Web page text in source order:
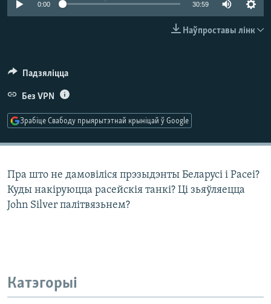
КУЛЬТУРА
МОВА0:00 30:59
Наўпроставы лінк
Падзяліцца
Без VPN
Зрабіце Свабоду прыярытэтнай крыніцай ў Google
Пра што не дамовіліся прэзыдэнты Беларусі і Расеі?
Куды накіруюцца расейскія танкі? Ці зьяўляецца
John Silver палітвязьнем?
Катэгорыі